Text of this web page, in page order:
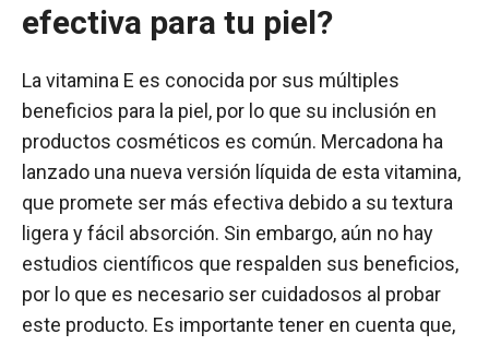
efectiva para tu piel?
La vitamina E es conocida por sus múltiples
beneficios para la piel, por lo que su inclusión en
productos cosméticos es común. Mercadona ha
lanzado una nueva versión líquida de esta vitamina,
que promete ser más efectiva debido a su textura
ligera y fácil absorción. Sin embargo, aún no hay
estudios científicos que respalden sus beneficios,
por lo que es necesario ser cuidadosos al probar
este producto. Es importante tener en cuenta que,